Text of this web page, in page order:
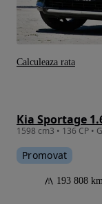
Kia Sportage
Promovat
193 808 km
Calculeaza rata